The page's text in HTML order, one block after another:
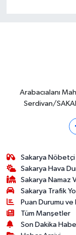
Arabacıalanı
Serdivan/
Sakarya
Sakarya Hava
Sakarya Namaz
Sakarya Trafik
Puan Durumu ve
Tüm Manşetler
Son Dakika